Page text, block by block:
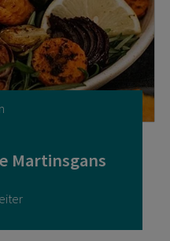
Martinsgans